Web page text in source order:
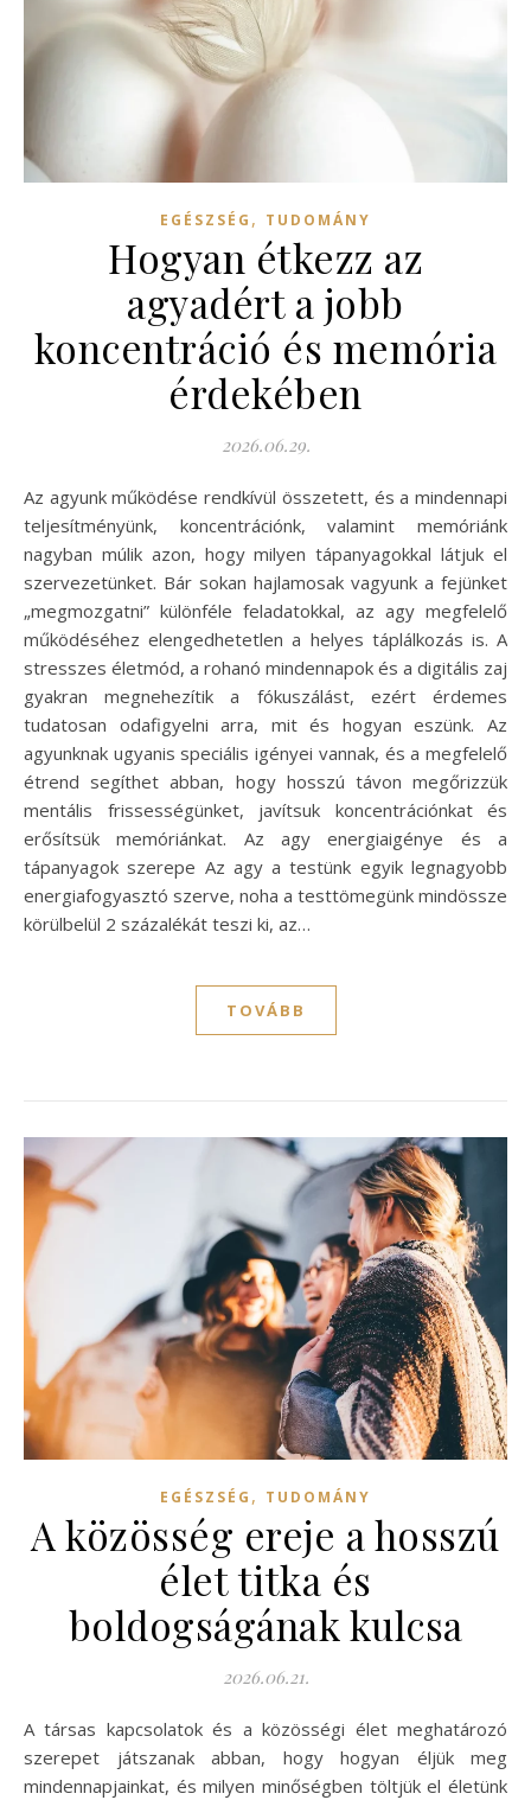
EGÉSZSÉG , TUDOMÁNY
Hogyan étkezz az
agyadért a jobb
koncentráció és memória
érdekében
2026.06.29.
Az agyunk működése rendkívül összetett, és a mindennapi
teljesítményünk, koncentrációnk, valamint memóriánk
nagyban múlik azon, hogy milyen tápanyagokkal látjuk el
szervezetünket. Bár sokan hajlamosak vagyunk a fejünket
„megmozgatni” különféle feladatokkal, az agy megfelelő
működéséhez elengedhetetlen a helyes táplálkozás is. A
stresszes életmód, a rohanó mindennapok és a digitális zaj
gyakran megnehezítik a fókuszálást, ezért érdemes
tudatosan odafigyelni arra, mit és hogyan eszünk. Az
agyunknak ugyanis speciális igényei vannak, és a megfelelő
étrend segíthet abban, hogy hosszú távon megőrizzük
mentális frissességünket, javítsuk koncentrációnkat és
erősítsük memóriánkat. Az agy energiaigénye és a
tápanyagok szerepe Az agy a testünk egyik legnagyobb
energiafogyasztó szerve, noha a testtömegünk mindössze
körülbelül 2 százalékát teszi ki, az…
TOVÁBB
EGÉSZSÉG , TUDOMÁNY
A közösség ereje a hosszú
élet titka és
boldogságának kulcsa
2026.06.21.
A társas kapcsolatok és a közösségi élet meghatározó
szerepet játszanak abban, hogy hogyan éljük meg
mindennapjainkat, és milyen minőségben töltjük el életünk